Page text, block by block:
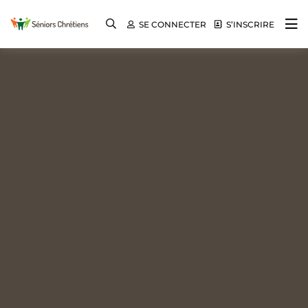
Même en vieillissant, ils portent encore du
SE CONNECTER S’INSCRIRE